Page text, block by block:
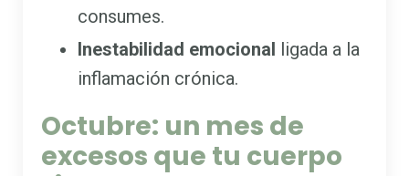
consumes.
Inestabilidad emocional ligada a la
inflamación crónica.
Octubre: un mes de
excesos que tu cuerpo